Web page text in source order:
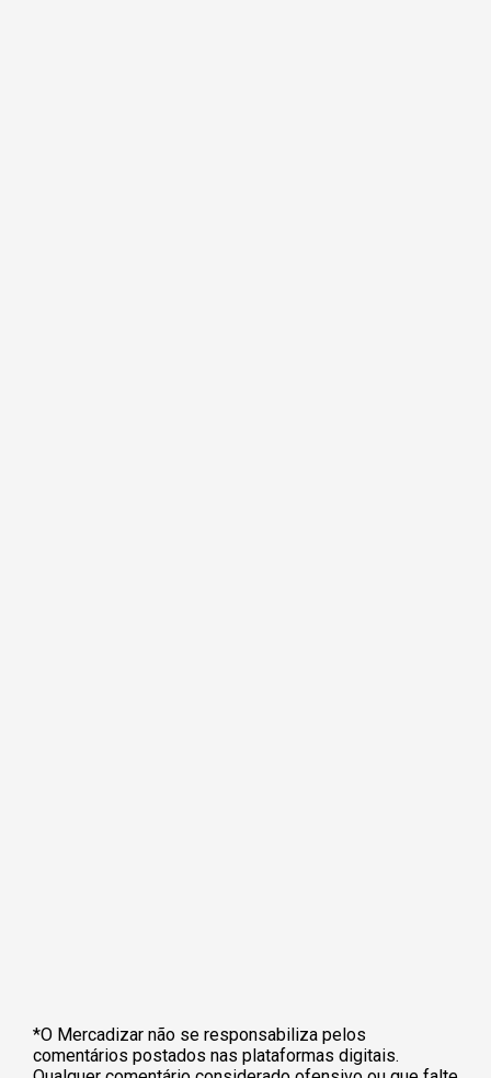
*O Mercadizar não se responsabiliza pelos
comentários postados nas plataformas digitais.